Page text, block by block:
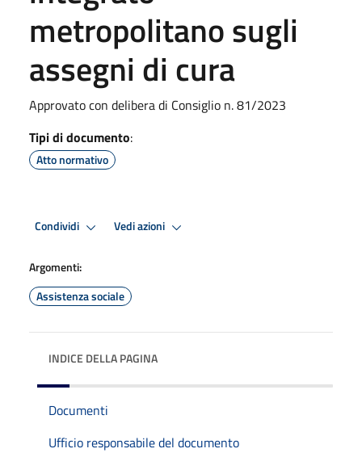
metropolitano sugli
assegni di cura
Approvato con delibera di Consiglio n. 81/2023
Tipi di documento:
Atto normativo
Condividi Vedi azioni
Argomenti:
Assistenza sociale
INDICE DELLA PAGINA
Documenti
Ufficio responsabile del documento